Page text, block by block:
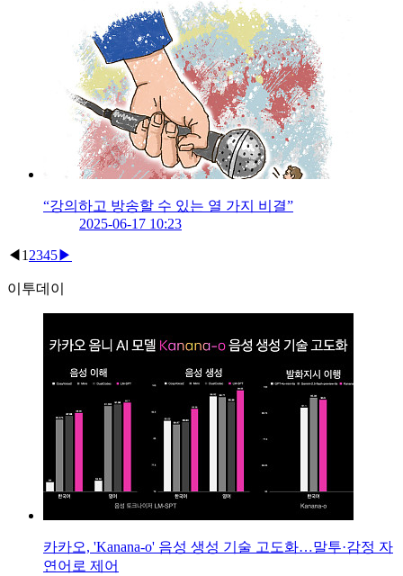
“강의하고 방송할 수 있는 열 가지 비결”
2025-06-17 10:23
◀ 1 2345▶
이투데이
카카오, 'Kanana-o' 음성 생성 기술 고도화…말투·감정 자
연어로 제어